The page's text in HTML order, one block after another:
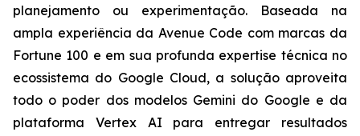
planejamento ou experimentação. Baseada na
ampla experiência da Avenue Code com marcas da
Fortune 100 e em sua profunda expertise técnica no
ecossistema do Google Cloud, a solução aproveita
todo o poder dos modelos Gemini do Google e da
plataforma Vertex AI para entregar resultados